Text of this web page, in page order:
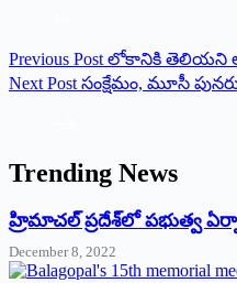
Previous Post లోకానికి తెలియని
Next Post సంక్షేమం, మూసీ
Trending News
‌హ్రిమాచల్‌ ‌ప్రదేశ్‌లో పభుత్వ
December 8, 2022